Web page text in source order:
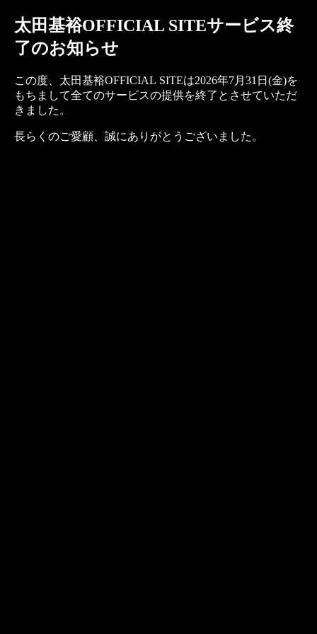
太田基裕OFFICIAL SITEサービス終
了のお知らせ
この度、太田基裕OFFICIAL SITEは2026年7月31日(金)を
もちまして全てのサービスの提供を終了とさせていただ
きました。
長らくのご愛顧、誠にありがとうございました。